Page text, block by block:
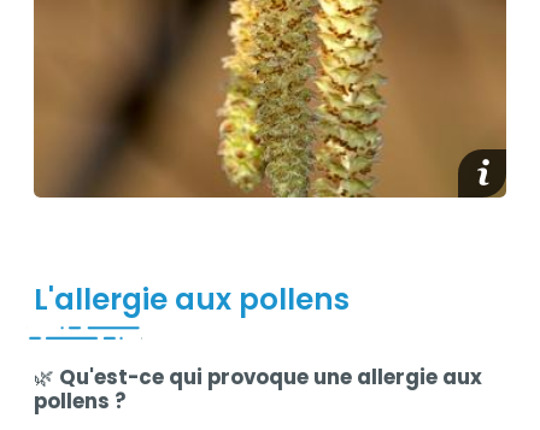
L'allergie aux pollens
Contenu
🌿 Qu'est-ce qui provoque une allergie aux
pollens ?